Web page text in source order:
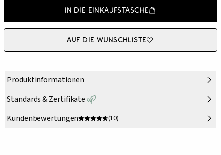
In die Einkaufstasche
Auf die Wunschliste
Produktinformationen
Standards & Zertifikate
Kundenbewertungen
(10)